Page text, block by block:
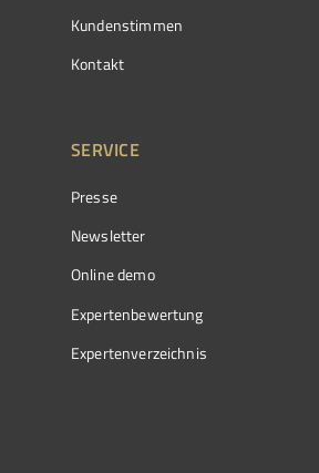
Kundenstimmen
Kontakt
SERVICE
Presse
Newsletter
Online demo
Expertenbewertung
Expertenverzeichnis